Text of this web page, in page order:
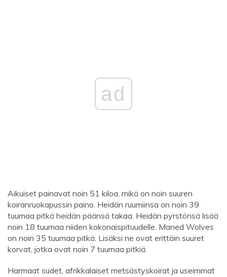
ad
Aikuiset painavat noin 51 kiloa, mikä on noin suuren
koiranruokapussin paino. Heidän ruumiinsa on noin 39
tuumaa pitkä heidän päänsä takaa. Heidän pyrstönsä lisää
noin 18 tuumaa niiden kokonaispituudelle. Maned Wolves
on noin 35 tuumaa pitkä. Lisäksi ne ovat erittäin suuret
korvat, jotka ovat noin 7 tuumaa pitkiä.
Harmaat sudet, afrikkalaiset metsästyskoirat ja useimmat